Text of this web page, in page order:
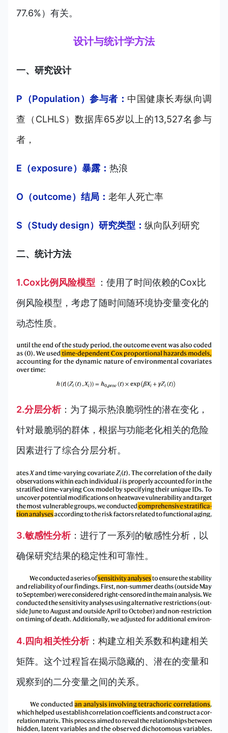
77.6%）有关。
设计与统计学方法
一、研究设计
P（Population）参与者： 中国健康长寿纵向调
查（CLHLS）数据库65岁以上的13,527名参与
者，
E（exposure）暴露： 热浪
O（outcome）结局： 老年人死亡率
S（Study design）研究类型： 纵向队列研究
二、统计方法
1.Cox比例风险模型 ： 使用了时间依赖的Cox比
例风险模型，考虑了随时间随环境协变量变化的
动态性质。
2.分层分析： 为了揭示热浪脆弱性的潜在变化，
针对最脆弱的群体，根据与功能老化相关的危险
因素进行了综合分层分析。
3.敏感性分析： 进行了一系列的敏感性分析，以
确保研究结果的稳定性和可靠性。
4.四向相关性分析：构建立相关系数和构建相关
矩阵。这个过程旨在揭示隐藏的、潜在的变量和
观察到的二分变量之间的关系。